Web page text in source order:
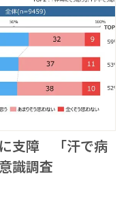
支障 「汗で病
識調査